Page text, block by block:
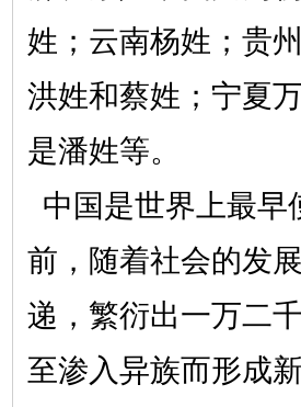
姓；云南杨姓；贵
洪姓和蔡姓；宁夏
是潘姓等。
中国是世界上最早
前，随着社会的发
递，繁衍出一万二
至渗入异族而形成新